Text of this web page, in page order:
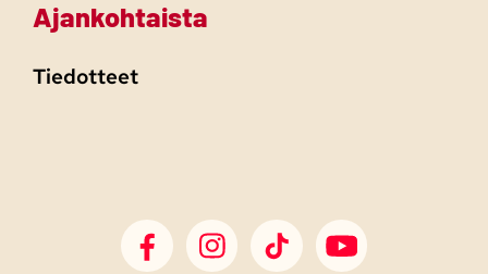
Ajankohtaista
Tiedotteet
SDP Facebook
SDP Instagram
SDP TikTokSDP Youtube